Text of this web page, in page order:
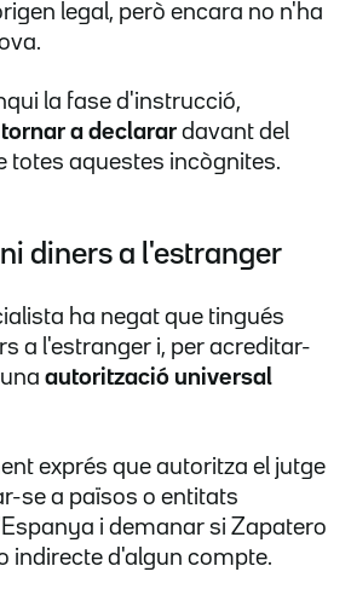
legal, però encara no n'ha
la fase d'instrucció,
a declarar davant del
totes aquestes incògnites.
diners a l'estranger
ha negat que tingués
a l'estranger i, per acreditar-
autorització universal
exprés que autoritza el jutge
se a països o entitats
i demanar si Zapatero
indirecte d'algun compte.